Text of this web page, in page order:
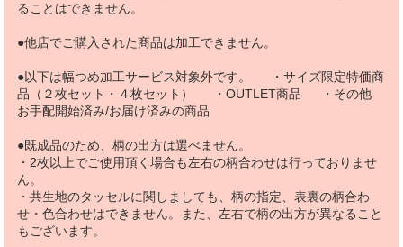
ることはできません。
●他店でご購入された商品は加工できません。
●以下は幅つめ加工サービス対象外です。 ・サイズ限定特価商
品（２枚セット・４枚セット） ・OUTLET商品 ・その他
お手配開始済み/お届け済みの商品
●既成品のため、柄の出方は選べません。
・2枚以上でご使用頂く場合も左右の柄合わせは行っておりませ
ん。
・共生地のタッセルに関しましても、柄の指定、表裏の柄合わ
せ・色合わせはできません。また、左右で柄の出方が異なること
もございます。